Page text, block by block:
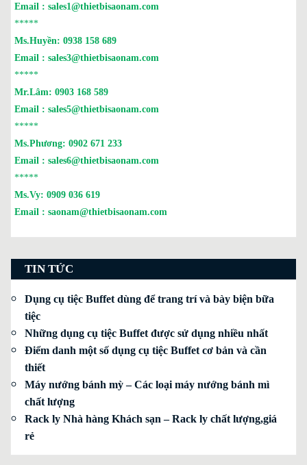
Email : sales1@thietbisaonam.com
*****
Ms.Huyền: 0938 158 689
Email : sales3@thietbisaonam.com
*****
Mr.Lâm: 0903 168 589
Email : sales5@thietbisaonam.com
*****
Ms.Phương: 0902 671 233
Email : sales6@thietbisaonam.com
*****
Ms.Vy: 0909 036 619
Email : saonam@thietbisaonam.com
TIN TỨC
Dụng cụ tiệc Buffet dùng để trang trí và bày biện bữa
tiệc
Những dụng cụ tiệc Buffet được sử dụng nhiều nhất
Điểm danh một số dụng cụ tiệc Buffet cơ bản và cần
thiết
Máy nướng bánh mỳ – Các loại máy nướng bánh mì
chất lượng
Rack ly Nhà hàng Khách sạn – Rack ly chất lượng,giá
rẻ